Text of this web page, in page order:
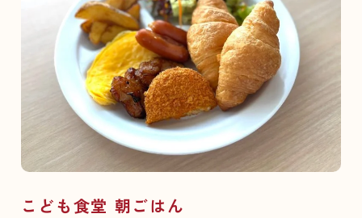
こども食堂 朝ごはん